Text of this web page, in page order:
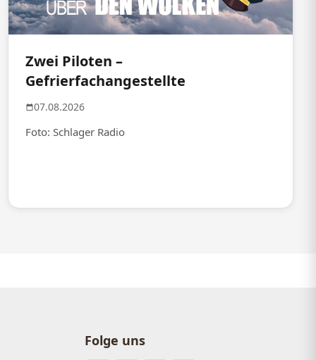
Zwei Piloten –
Gefrierfachangestellte
07.08.2026
Foto: Schlager Radio
Folge uns